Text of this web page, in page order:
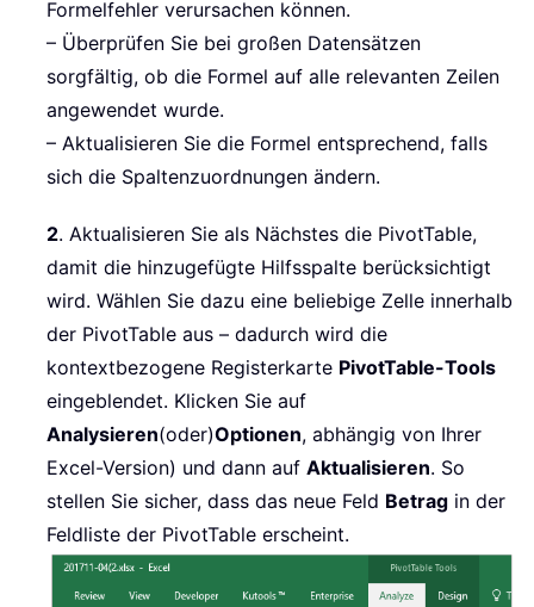
Formelfehler verursachen können.
– Überprüfen Sie bei großen Datensätzen
sorgfältig, ob die Formel auf alle relevanten Zeilen
angewendet wurde.
– Aktualisieren Sie die Formel entsprechend, falls
sich die Spaltenzuordnungen ändern.
2. Aktualisieren Sie als Nächstes die PivotTable,
damit die hinzugefügte Hilfsspalte berücksichtigt
wird. Wählen Sie dazu eine beliebige Zelle innerhalb
der PivotTable aus – dadurch wird die
kontextbezogene Registerkarte PivotTable-Tools
eingeblendet. Klicken Sie auf
Analysieren(oder)Optionen, abhängig von Ihrer
Excel-Version) und dann auf Aktualisieren. So
stellen Sie sicher, dass das neue Feld Betrag in der
Feldliste der PivotTable erscheint.